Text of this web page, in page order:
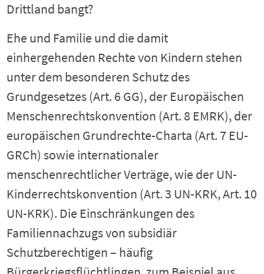
Drittland bangt?
Ehe und Familie und die damit
einhergehenden Rechte von Kindern stehen
unter dem besonderen Schutz des
Grundgesetzes (Art. 6 GG), der Europäischen
Menschenrechtskonvention (Art. 8 EMRK), der
europäischen Grundrechte-Charta (Art. 7 EU-
GRCh) sowie internationaler
menschenrechtlicher Verträge, wie der UN-
Kinderrechtskonvention (Art. 3 UN-KRK, Art. 10
UN-KRK). Die Einschränkungen des
Familiennachzugs von subsidiär
Schutzberechtigen – häufig